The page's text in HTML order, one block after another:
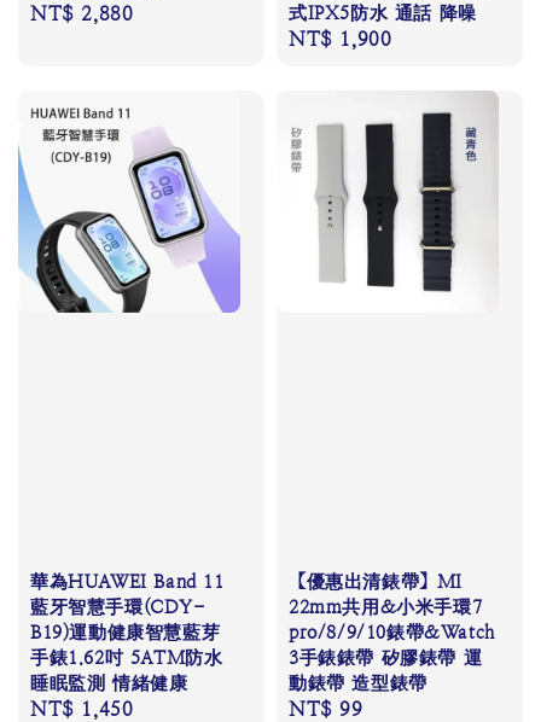
Regular
NT$ 2,880
式IPX5防水 通話 降噪
Regular
NT$ 1,900
華為HUAWEI Band 11
藍牙智慧手環(CDY-
B19)運動健康智慧藍芽
手錶1.62吋 5ATM防水
睡眠監測 情緒健康
Regular
NT$ 1,450
【優惠出清錶帶】MI
22mm共用&小米手環7
pro/8/9/10錶帶&Watch
3手錶錶帶 矽膠錶帶 運
動錶帶 造型錶帶
Regular
NT$ 99